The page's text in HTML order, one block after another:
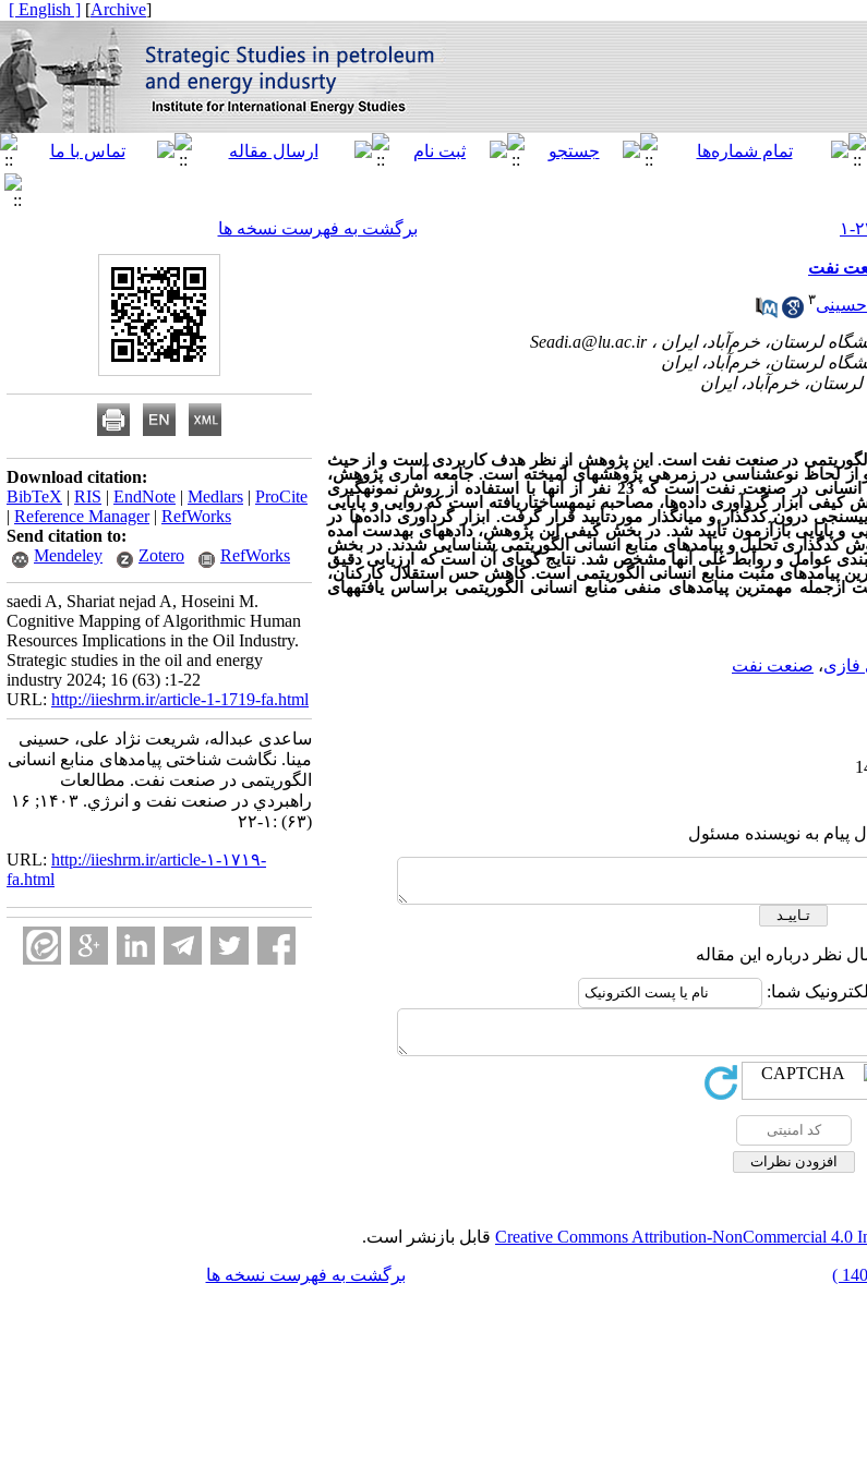
[
Archive
]
[ English ]
برگشت به فهرست نسخه ها
نفت
حسینی۳
Seadi.a@lu.ac.ir
الگوریتمی در صنعت نفت است. این پژوهش از نظر هدف کاربردی است و از حیث
لحاظ نوع‏شناسی در زمره‏ی پژوهش‏های آمیخته است. جامعه آماری پژوهش،
شامل اساتید دانشگاه در حوزه‏ی مدیریت و مدیران منابع انسانی در صنعت نفت است که 23 نفر از آن‏ها با استفاده از روش نمونه‏گیری
ابزار گردآوری داده‌ها، مصاحبه نیمهساختاریافته است که روایی و پایایی
سنجی درون کدگذار و میانگذار
موردتأیید قرار گرفت. ابزار گردآوری داده‌ها در
پایایی بازآزمون تأیید شد. در بخش کیفی این پژوهش، داده‏های بهدست آمده
کدگذاری تحلیل و پیامدهای منابع انسانی الگوریتمی شناسایی شدند. در بخش
عوامل و روابط علی آن‏ها مشخص شد. نتایج گویای آن است که ارزیابی دقیق
پیامدهای مثبت منابع انسانی الگوریتمی است. کاهش حس استقلال کارکنان،
مهمترین پیامدهای منفی منابع انسانی الگوریتمی براساس یافته‏های
فازی، صنعت نفت
پیام به نویسنده مسئول
نظر درباره این مقاله
شما:
Download citation:
BibTeX | RIS | EndNote | Medlars | ProCite
| Reference Manager| RefWorks
Send citation to:
Mendeley
Zotero RefWorks
saedi A, Shariat nejad A, Hoseini M.
Cognitive Mapping of Algorithmic Human
Resources Implications in the Oil Industry.
Strategic studies in the oil and energy
industry 2024; 16 (63) :1-22
URL: http://iieshrm.ir/article-1-1719-fa.html
ساعدی عبداله، شریعت‌ نژاد علی، حسینی
مینا. نگاشت ‌شناختی پیامدهای منابع انسانی
الگوریتمی در صنعت نفت. مطالعات
راهبردي در صنعت نفت و انرژي. ۱۴۰۳; ۱۶
(۶۳) :۱-۲۲
URL: http://iieshrm.ir/article-۱-۱۷۱۹-
fa.html
Creative Commons Attribution-NonCommercial 4.0 قابل بازنشر است.
برگشت به فهرست نسخه ها